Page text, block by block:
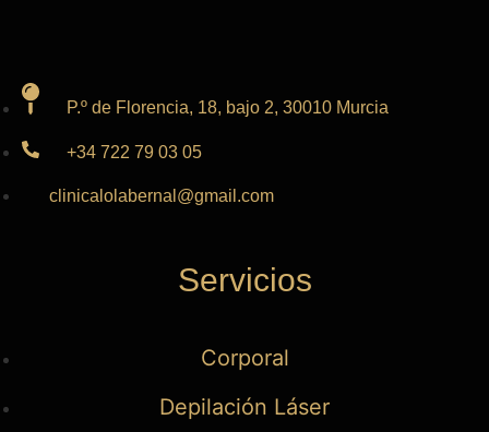
P.º de Florencia, 18, bajo 2, 30010 Murcia
+34 722 79 03 05
clinicalolabernal@gmail.com
Servicios
Corporal
Depilación Láser